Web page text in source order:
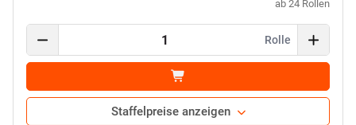
ab 24 Rollen
Rolle
Staffelpreise anzeigen